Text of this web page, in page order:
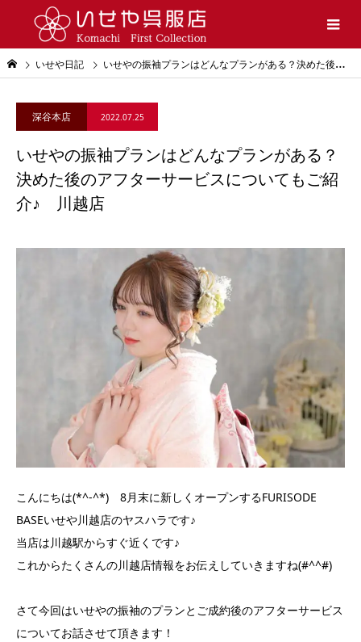
いせや日記 いせやの振袖プランはどんなプランがある？決めた後のアフターサービスについてもご紹介♪ 川越店
深谷本店 2022.07.25
いせやの振袖プランはどんなプランがある？
決めた後のアフターサービスについてもご紹
介♪ 川越店
こんにちは(*^-^*) 8月末に新しくオープンするFURISODE
BASEいせや川越店のヤスハラです♪
当店は川越駅からすぐ近くです♪
これからたくさんの川越店情報をお伝えしていきますね(#^^#)
さて今回はいせやの振袖のプランとご成約後のアフターサービス
についてお話させて頂きます！